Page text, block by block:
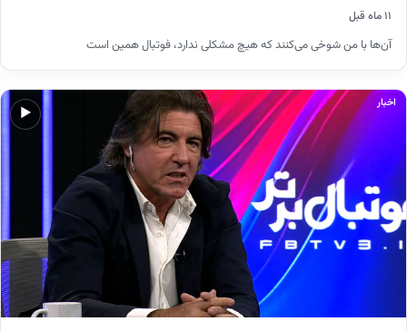
۱۱ ماه قبل
آن‌ها با من شوخی می‌کنند که هیچ مشکلی ندارد، فوتبال همین است
▶
اخبار